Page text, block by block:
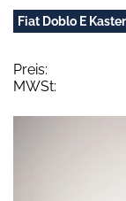
Fiat Doblo E
Preis:
MWSt: